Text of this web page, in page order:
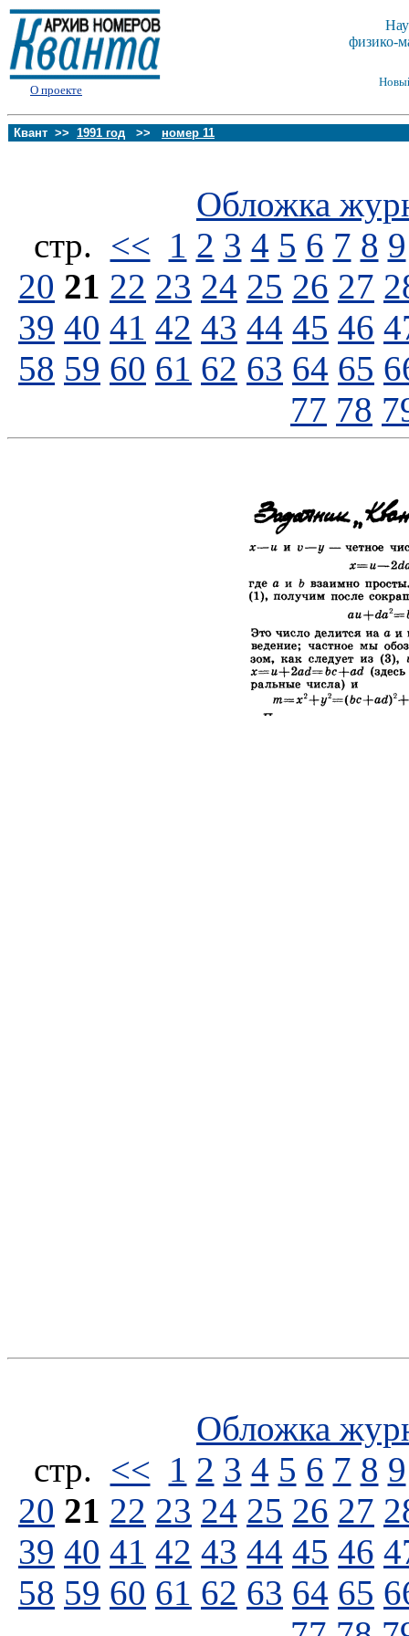
О проекте
физико-
Квант >> 1991 год >> номер 11
Обложка
стp. << 1 2 3 4 5 6 7 8 9
20 21 22 23 24 25 26 27
39 40 41 42 43 44 45 46
58 59 60 61 62 63 64 65
77 78
Обложка
стp. << 1 2 3 4 5 6 7 8 9
20 21 22 23 24 25 26 27
39 40 41 42 43 44 45 46
58 59 60 61 62 63 64 65